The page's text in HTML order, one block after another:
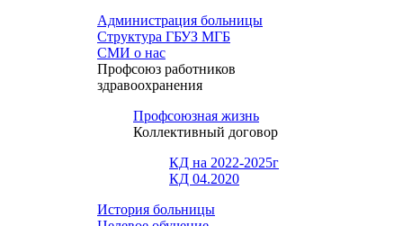
Администрация больницы
Структура ГБУЗ МГБ
СМИ о нас
Профсоюз работников
здравоохранения
Профсоюзная жизнь
Коллективный договор
КД на 2022-2025г
КД 04.2020
История больницы